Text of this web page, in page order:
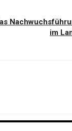
im